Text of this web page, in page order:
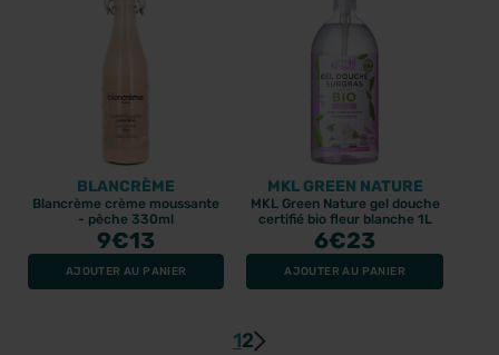
BLANCRÈME
Blancrème crème moussante
- pêche 330ml
9€13
AJOUTER AU PANIER
MKL GREEN NATURE
MKL Green Nature gel douche
certifié bio fleur blanche 1L
6€23
AJOUTER AU PANIER
12